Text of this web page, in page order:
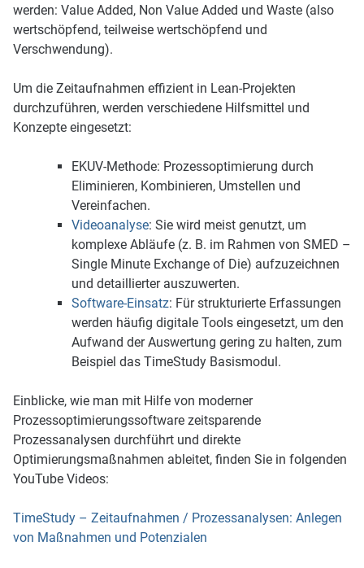
werden: Value Added, Non Value Added und Waste (also
wertschöpfend, teilweise wertschöpfend und
Verschwendung).
Um die Zeitaufnahmen effizient in Lean-Projekten
durchzuführen, werden verschiedene Hilfsmittel und
Konzepte eingesetzt:
EKUV-Methode: Prozessoptimierung durch
Eliminieren, Kombinieren, Umstellen und
Vereinfachen.
Videoanalyse: Sie wird meist genutzt, um
komplexe Abläufe (z. B. im Rahmen von SMED –
Single Minute Exchange of Die) aufzuzeichnen
und detaillierter auszuwerten.
Software-Einsatz: Für strukturierte Erfassungen
werden häufig digitale Tools eingesetzt, um den
Aufwand der Auswertung gering zu halten, zum
Beispiel das TimeStudy Basismodul.
Einblicke, wie man mit Hilfe von moderner
Prozessoptimierungssoftware zeitsparende
Prozessanalysen durchführt und direkte
Optimierungsmaßnahmen ableitet, finden Sie in folgenden
YouTube Videos:
TimeStudy – Zeitaufnahmen / Prozessanalysen: Anlegen
von Maßnahmen und Potenzialen